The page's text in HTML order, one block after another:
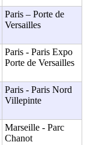
Paris – Porte de
Versailles
Paris - Paris Expo
Porte de Versailles
Paris - Paris Nord
Villepinte
Marseille - Parc
Chanot